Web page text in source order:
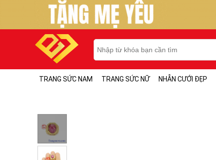
TRANG SỨC NAM TRANG SỨC NỮ NHẪN CƯỚI ĐẸP